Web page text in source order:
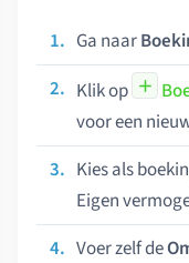
Ga naar
Klik op
voor een
Kies als
Eigen
Voer zelf de